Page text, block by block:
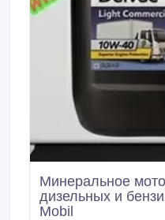
Минеральное
дизельных и
Mobil